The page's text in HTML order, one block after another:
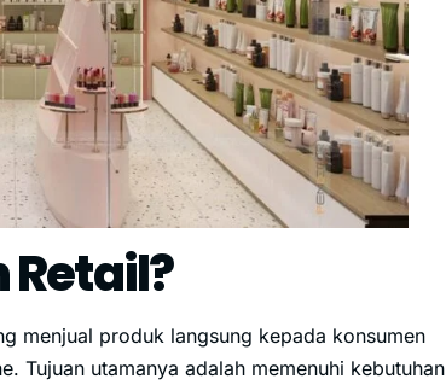
menjual produk langsung kepada konsumen
Tujuan utamanya adalah memenuhi kebutuhan